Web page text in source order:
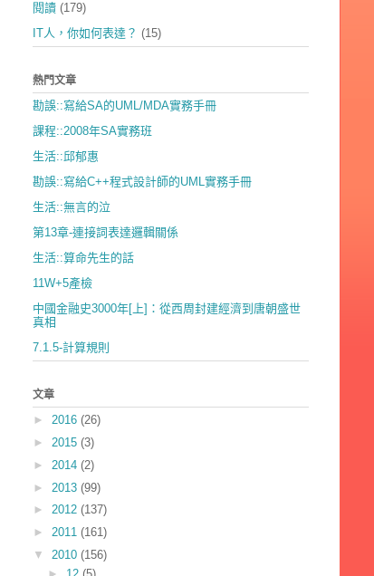
閱讀 (179)
IT人，你如何表達？ (15)
熱門文章
勘誤::寫給SA的UML/MDA實務手冊
課程::2008年SA實務班
生活::邱郁惠
勘誤::寫給C++程式設計師的UML實務手冊
生活::無言的泣
第13章-連接詞表達邏輯關係
生活::算命先生的話
11W+5產檢
中國金融史3000年[上]：從西周封建經濟到唐朝盛世
真相
7.1.5-計算規則
文章
► 2016 (26)
► 2015 (3)
► 2014 (2)
► 2013 (99)
► 2012 (137)
► 2011 (161)
▼ 2010 (156)